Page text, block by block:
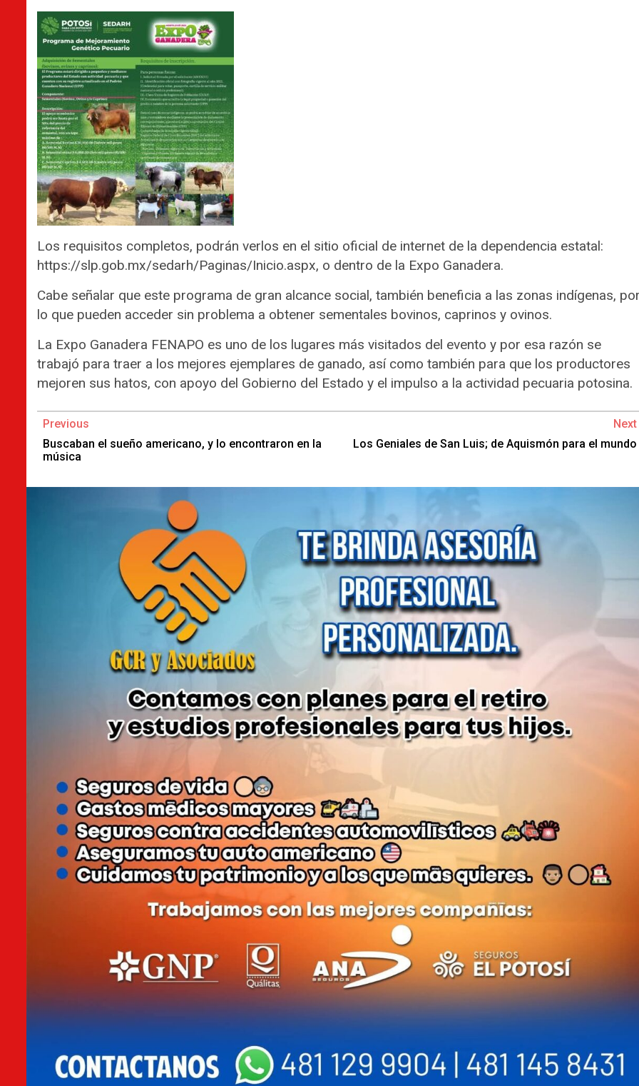
Los requisitos completos, podrán verlos en el sitio oficial de internet de la dependencia estatal:
https://slp.gob.mx/sedarh/Paginas/Inicio.aspx, o dentro de la Expo Ganadera.
Cabe señalar que este programa de gran alcance social, también beneficia a las zonas indígenas,
lo que pueden acceder sin problema a obtener sementales bovinos, caprinos y ovinos.
La Expo Ganadera FENAPO es uno de los lugares más visitados del evento y por esa razón se
trabajó para traer a los mejores ejemplares de ganado, así como también para que los productores
mejoren sus hatos, con apoyo del Gobierno del Estado y el impulso a la actividad pecuaria potosina.
Continue
Reading
Previous
Buscaban el sueño americano, y lo encontraron en la
música
Next
Los Geniales de San Luis; de Aquismón para el mundo